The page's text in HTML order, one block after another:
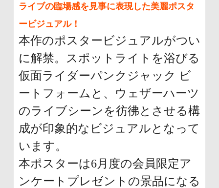
ライブの臨場感を見事に表現した美麗ポスタ
ービジュアル！
本作のポスタービジュアルがつい
に解禁。スポットライトを浴びる
仮面ライダーパンクジャック ビ
ートフォームと、ウェザーハーツ
のライブシーンを彷彿とさせる構
成が印象的なビジュアルとなって
います。
本ポスターは6月度の会員限定ア
ンケートプレゼントの景品になる